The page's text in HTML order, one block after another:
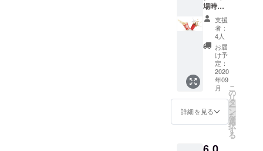
たいなあと
思っていま
す。 ※
支援
時、必
ず備考
欄にご
希望の
お名前
をご記
入くだ
さい。
※ 掲載
不要の
メール
場時に
ポップ
コーン
とお飲
み物ご
提供 ※
車両に
乗って
いる人
数分の
ポップ
コーン
とお飲
み物
トドリ
支援
者：
4人
お届
け予
定：
2020
年09
月
詳細を見る
こ
の
リ
タ
ー
ン
を
選
択
す
る